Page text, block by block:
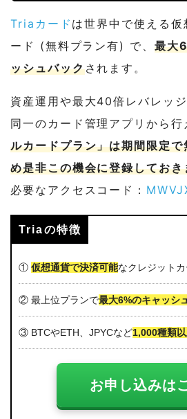
Triaカード は世界中で使える仮
ード (無料プラン有) で、 最大
ッシュバックされます。
資産運用や最大40倍レバレッ
同一のカード管理アプリから行
ルカードプラン」は期間限定
め是非この機会に登録しておき
必要なアクセスコード：
Triaの特徴
① 仮想通貨で決済可能なクレジットカ
② 最上位プランで最大6%のキャッシ
③ BTCやETH、JPYCなど1,000種類
お申し込みは